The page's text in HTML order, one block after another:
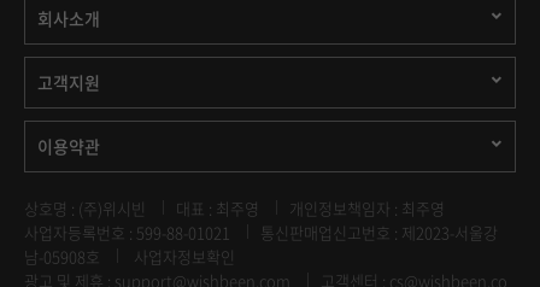
회사소개
고객지원
이용약관
상호명 : (주)위시빈 대표 : 최주영
개인정보책임자 : 최주영
사업자등록번호 : 599-88-01021
통신판매업신고번호 : 제2023-서울강
남-05908호
사업자정보확인
광고 및 제휴 : support@wishbeen.com 고객센터 : cs@wishbeen.co